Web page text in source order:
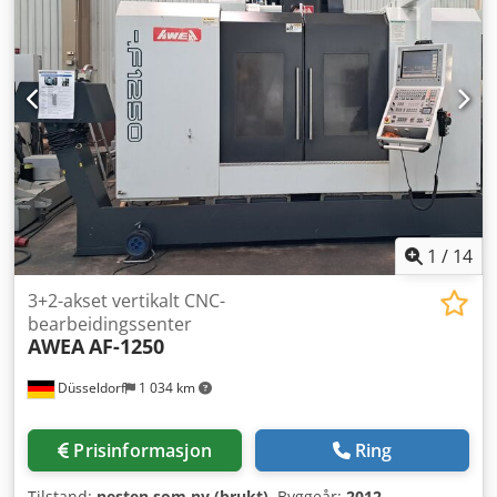
1 / 14
Düsseldorf 1 034 km
3+2-akset vertikalt CNC-
bearbeidingssenter
AWEAAF-1250
Prisinformasjon Ring